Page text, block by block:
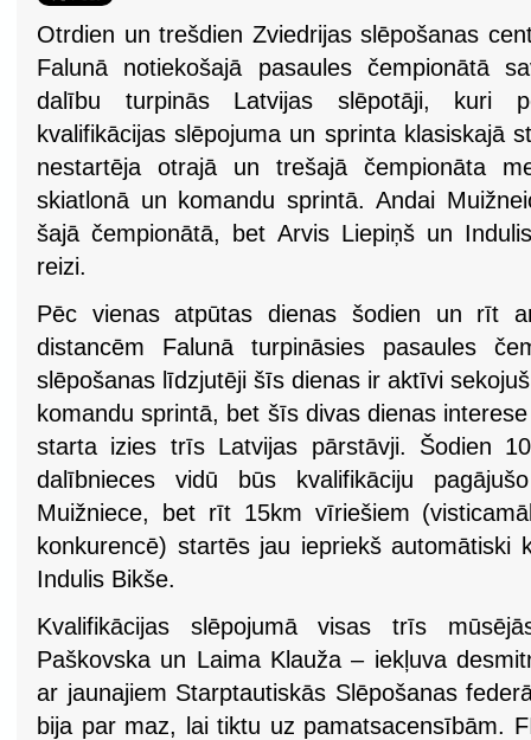
Otrdien un trešdien Zviedrijas slēpošanas
Falunā notiekošajā pasaules čempionātā
dalību turpinās Latvijas slēpotāji, kuri
kvalifikācijas slēpojuma un sprinta klasiskajā
nestartēja otrajā un trešajā čempionāta
skiatlonā un komandu sprintā. Andai
šajā čempionātā, bet Arvis Liepiņš un
reizi.
Pēc vienas atpūtas dienas šodien un rīt
distancēm Falunā turpināsies pasaules
slēpošanas līdzjutēji šīs dienas ir aktīvi
komandu sprintā, bet šīs divas dienas
starta izies trīs Latvijas pārstāvji. Šodien
dalībnieces vidū būs kvalifikāciju
Muižniece, bet rīt 15km vīriešiem
konkurencē) startēs jau iepriekš automātiski
Indulis Bikše.
Kvalifikācijas slēpojumā visas trīs
Paškovska un Laima Klauža – iekļuva
ar jaunajiem Starptautiskās Slēpošanas
bija par maz, lai tiktu uz pamatsacensībām.